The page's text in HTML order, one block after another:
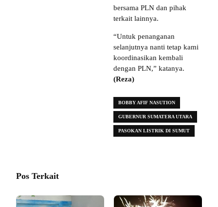
bersama PLN dan pihak
terkait lainnya.
“Untuk penanganan
selanjutnya nanti tetap kami
koordinasikan kembali
dengan PLN,” katanya.
(Reza)
BOBBY AFIF NASUTION
GUBERNUR SUMATERA UTARA
PASOKAN LISTRIK DI SUMUT
Pos Terkait